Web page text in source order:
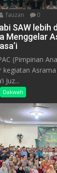
fauzan 0
SAW lebih
Menggelar
(Pimpinan
kegiatan
Juz...
Dakwah